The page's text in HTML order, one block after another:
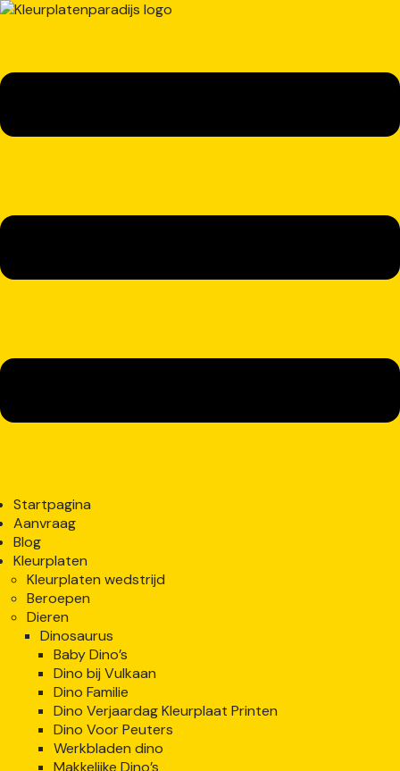
Startpagina
Aanvraag
Blog
Kleurplaten
Kleurplaten wedstrijd
Beroepen
Dieren
Dinosaurus
Baby Dino’s
Dino bij Vulkaan
Dino Familie
Dino Verjaardag Kleurplaat Printen
Dino Voor Peuters
Werkbladen dino
Makkelijke Dino’s